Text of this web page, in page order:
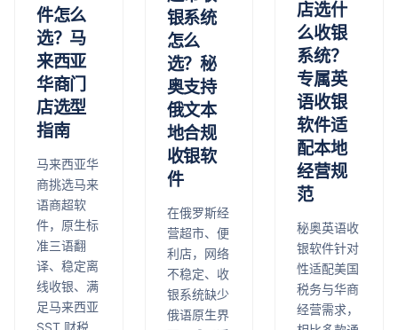
件怎么
选？马
来西亚
华商门
店选型
指南
马来西亚华
商挑选马来
语商超软
件，原生标
准三语翻
译、稳定离
线收银、满
足马来西亚
银系统
怎么
选？秘
奥支持
俄文本
地合规
收银软
件
在俄罗斯经
营超市、便
利店，网络
不稳定、收
银系统缺少
俄语原生界
店选什
么收银
系统？
专属英
语收银
软件适
配本地
经营规
范
秘奥英语收
银软件针对
性适配美国
税务与华商
经营需求，